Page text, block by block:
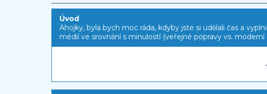
Úvod
Ahojky, byla bych moc ráda, kdyby jste si udělali čas a
médií ve srovnání s minulostí (veřejné popravy vs. moderní